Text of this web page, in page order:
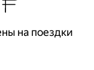
на поездки